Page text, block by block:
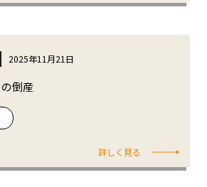
2025年11月21日
倒産
詳しく見る